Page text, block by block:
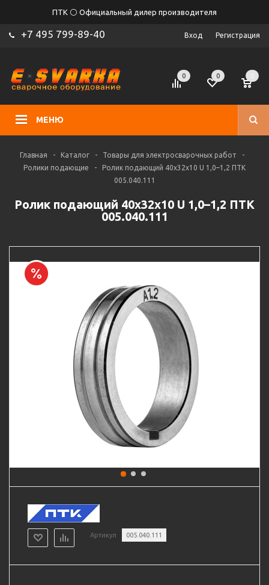
ПТК ⚪ Официальный дилер производителя
+7 495 799-89-40 Вход Регистрация
МЕНЮ
0 0
Главная - Каталог - Товары для электросварочных работ
-
Ролики подающие
-
Ролик подающий 40х32х10 U 1,0–1,2 ПТК
005.040.111
Ролик подающий 40х32х10 U 1,0–1,2 ПТК
005.040.111
Артикул 005.040.111